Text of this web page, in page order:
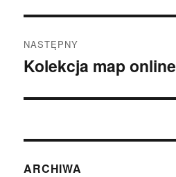
NASTĘPNY
Następny
Kolekcja map online
ARCHIWA